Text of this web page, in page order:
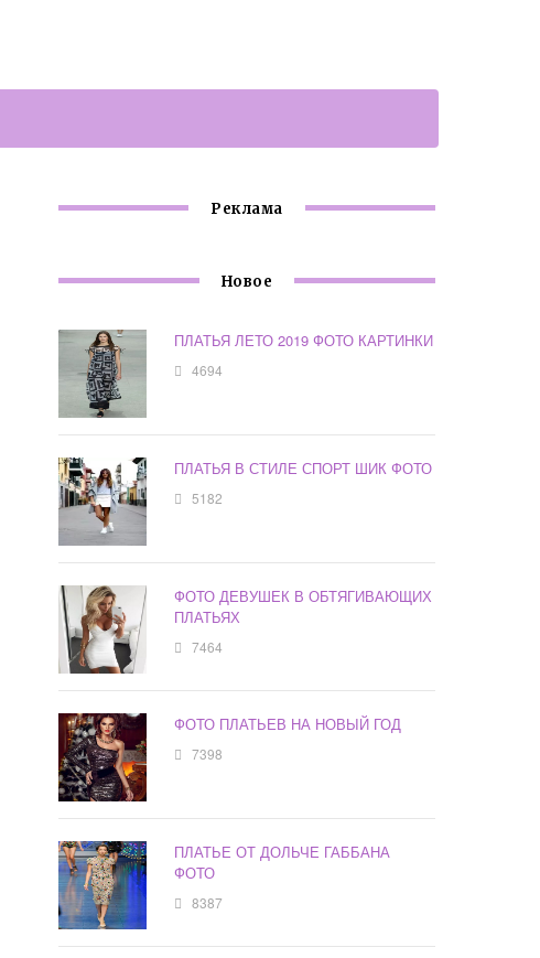
Реклама
Новое
ПЛАТЬЯ ЛЕТО 2019 ФОТО КАРТИНКИ
4694
ПЛАТЬЯ В СТИЛЕ СПОРТ ШИК ФОТО
5182
ФОТО ДЕВУШЕК В ОБТЯГИВАЮЩИХ
ПЛАТЬЯХ
7464
ФОТО ПЛАТЬЕВ НА НОВЫЙ ГОД
7398
ПЛАТЬЕ ОТ ДОЛЬЧЕ ГАББАНА
ФОТО
8387